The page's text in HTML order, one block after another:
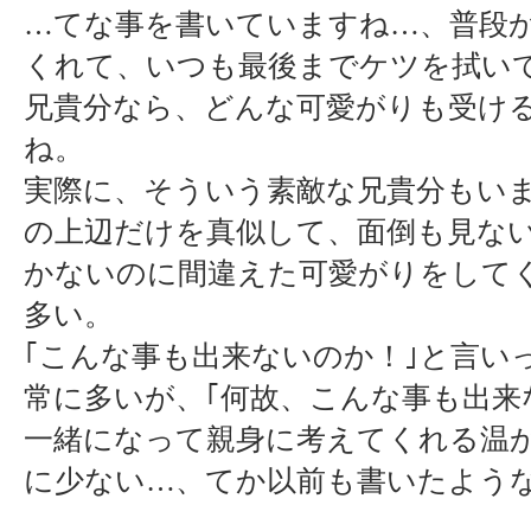
…てな事を書いていますね…、普段
くれて、いつも最後までケツを拭い
兄貴分なら、どんな可愛がりも受け
ね。
実際に、そういう素敵な兄貴分もい
の上辺だけを真似して、面倒も見な
かないのに間違えた可愛がりをして
多い。
｢こんな事も出来ないのか！｣と言い
常に多いが、｢何故、こんな事も出
一緒になって親身に考えてくれる温
に少ない…、てか以前も書いたよう